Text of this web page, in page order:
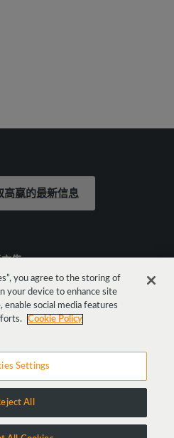
高赢的最新信息
告
明
you agree to the storing of
your device to enhance site
enable social media features
Cookie Policy
Settings
All